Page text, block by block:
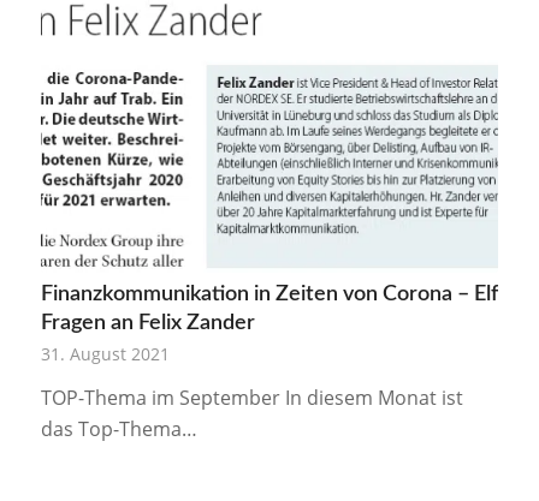
Finanzkommunikation in Zeiten von Corona – Elf
Fragen an Felix Zander
31. August 2021
TOP-Thema im September In diesem Monat ist
das Top-Thema…